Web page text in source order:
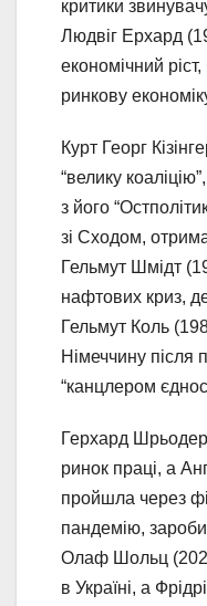
критики
Людвіг Ерхард
економічний
ринкову
Курт Георг
“велику
з його
зі Сходом,
Гельмут Шмідт
нафтових криз,
Гельмут Коль
Німеччину після
“канцлером
Герхард
ринок праці, а
пройшла через
пандемію,
Олаф Шольц
в Україні, а